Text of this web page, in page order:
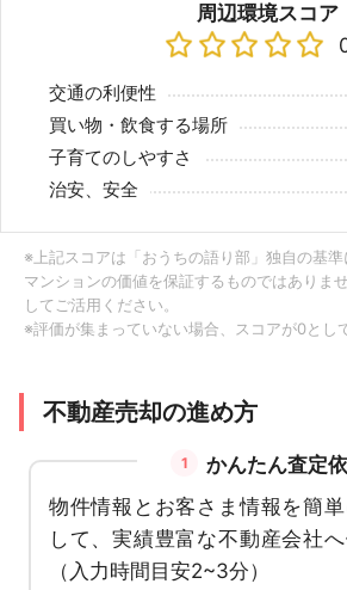
周辺環境スコア
交通の利便性
買い物・飲食する場所
子育てのしやすさ
治安、安全
※上記スコアは「おうちの語り部」独自の基準
マンションの価値を保証するものではありま
してご活用ください。
※評価が集まっていない場合、スコアが0とし
不動産売却の進め方
1
かんたん査定
物件情報とお客さま情報を簡
して、実績豊富な不動産会社へ
（入力時間目安2~3分）